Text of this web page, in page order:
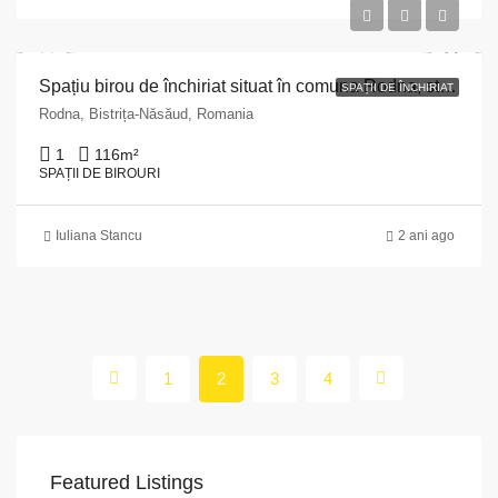
SPAȚII DE ÎNCHIRIAT
Spațiu birou de închiriat situat în comuna Rodna, str. Grăniceri, nr. 1021, județul Bistrița Năsăud
Rodna, Bistrița-Năsăud, Romania
1 116m²
SPAȚII DE BIROURI
Iuliana Stancu 2 ani ago
1 2 3 4
Featured Listings